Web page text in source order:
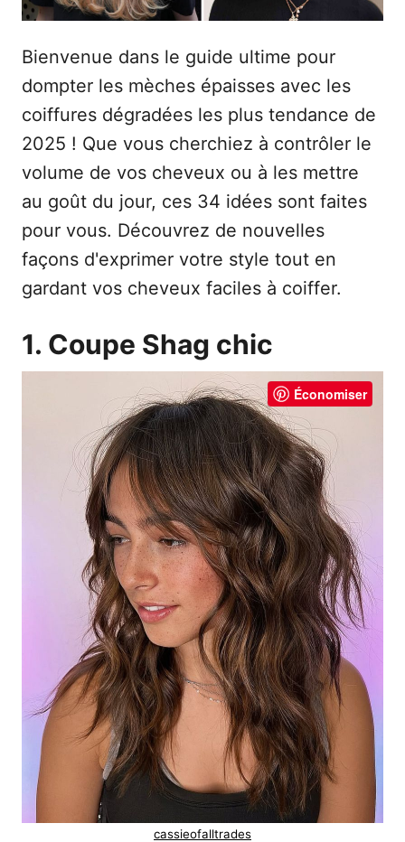
Bienvenue dans le guide ultime pour
dompter les mèches épaisses avec les
coiffures dégradées les plus tendance de
2025 ! Que vous cherchiez à contrôler le
volume de vos cheveux ou à les mettre
au goût du jour, ces 34 idées sont faites
pour vous. Découvrez de nouvelles
façons d'exprimer votre style tout en
gardant vos cheveux faciles à coiffer.
1. Coupe Shag chic
Économiser
cassieofalltrades